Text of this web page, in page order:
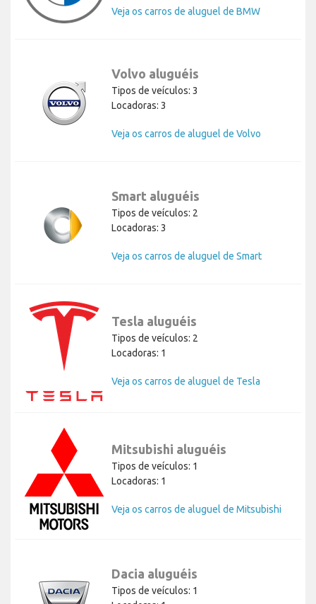
Veja os carros de aluguel de BMW
Volvo aluguéis
Tipos de veículos: 3
Locadoras: 3
Veja os carros de aluguel de Volvo
Smart aluguéis
Tipos de veículos: 2
Locadoras: 3
Veja os carros de aluguel de Smart
Tesla aluguéis
Tipos de veículos: 2
Locadoras: 1
Veja os carros de aluguel de Tesla
Mitsubishi aluguéis
Tipos de veículos: 1
Locadoras: 1
Veja os carros de aluguel de Mitsubishi
Dacia aluguéis
Tipos de veículos: 1